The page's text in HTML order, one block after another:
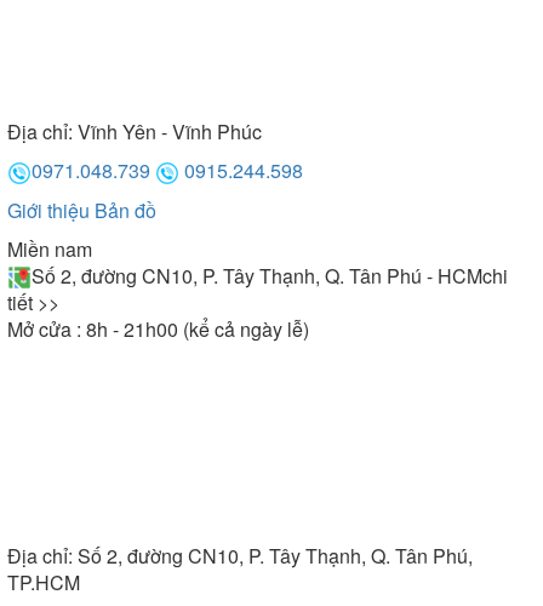
Địa chỉ: Vĩnh Yên - Vĩnh Phúc
0971.048.739
0915.244.598
Giới thiệu Bản đồ
Miền nam
Số 2, đường CN10, P. Tây Thạnh, Q. Tân Phú - HCMchi
tiết >>
Mở cửa : 8h - 21h00 (kể cả ngày lễ)
Địa chỉ: Số 2, đường CN10, P. Tây Thạnh, Q. Tân Phú,
TP.HCM